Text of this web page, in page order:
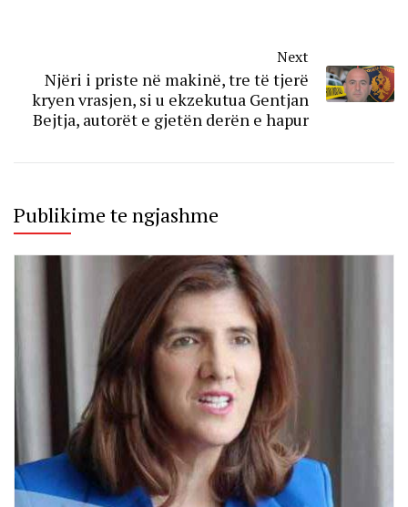
Next
Njëri i priste në makinë, tre të tjerë
kryen vrasjen, si u ekzekutua Gentjan
Bejtja, autorët e gjetën derën e hapur
Publikime te ngjashme